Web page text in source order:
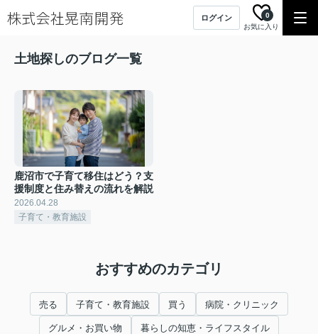
ログイン
お気に入り
0
土地探しのブログ一覧
鹿沼市で子育て移住はどう？支
援制度と住み替えの流れを解説
2026.04.28
子育て・教育施設
おすすめのカテゴリ
売る 子育て・教育施設 買う 病院・クリニック
グルメ・お買い物 暮らしの知恵・ライフスタイル